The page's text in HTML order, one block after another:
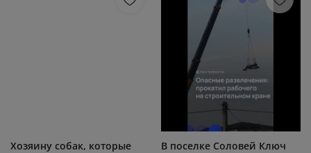
Хозяину собак, которые
В поселке Соловей Ключ